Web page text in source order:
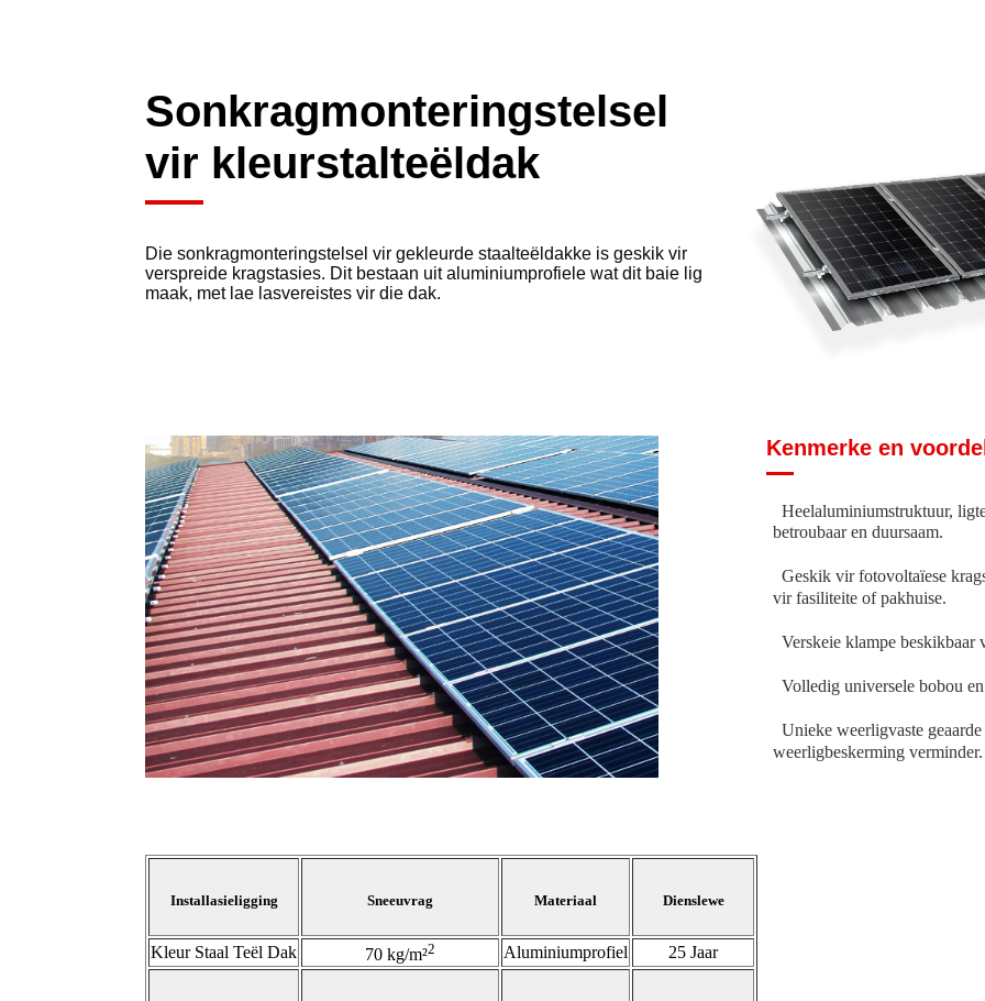
Sonkragmonteringstelsel
vir kleurstalteëldak
Die sonkragmonteringstelsel vir gekleurde staalteëldakke is geskik vir
verspreide kragstasies. Dit bestaan ​​uit aluminiumprofiele wat dit baie lig
maak, met lae lasvereistes vir die dak.
Kenmerke en
Heelaluminiumstruktuur,
betroubaar en duursaam.
Geskik vir fotovoltaïese
vir fasiliteite of pakhuise.
Verskeie klampe beskikbaar
Volledig universele bobou
Unieke weerligvaste
weerligbeskerming verminder.
Installasieligging Sneeuvrag Materiaal Dienslewe
Kleur Staal Teël Dak 70 kg/m²2 Aluminiumprofiel 25 Jaar